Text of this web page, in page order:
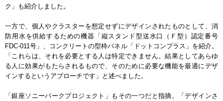
ク」も紹介しました。
一方で、個人やクラスターを想定せずにデザインされたものとして、消
防用水を供給するための機器「縦スタンド型送水口（Ｆ型）認定番号
FDC-011号」、コンクリートの型枠パネル「ドットコンプラス」を紹介。
「これらは、それを必要とする人は特定できません。結果としてあらゆ
る人に効果がもたらされるもので、そのために必要な機能を最適にデザ
インするというアプローチです」と述べました。
「銀座ソニーパークプロジェクト」もその一つだと指摘。「デザインさ